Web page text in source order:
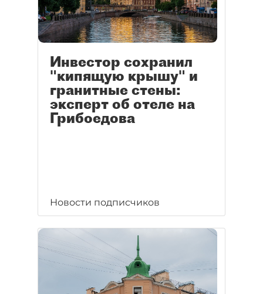
Инвестор сохранил
"кипящую крышу" и
гранитные стены:
эксперт об отеле на
Грибоедова
Новости подписчиков